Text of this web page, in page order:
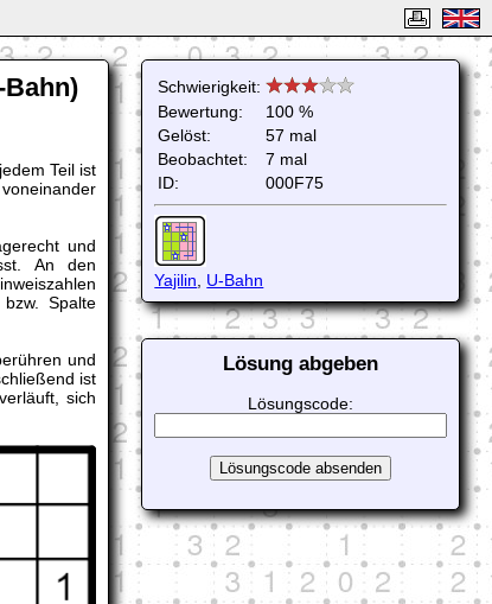
Teil ist
und
An den
Spalte
und
ist
sich
Schwierigkeit:
Bewertung:
100 %
Gelöst:
57 mal
Beobachtet:
7 mal
ID:
000F75
Yajilin, U-Bahn
Lösung abgeben
Lösungscode: